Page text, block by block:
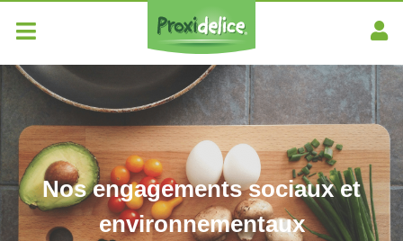
Nos engagements sociaux et
environnementaux